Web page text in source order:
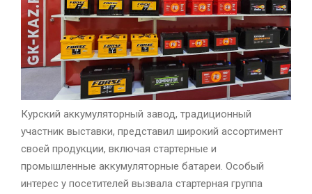
Курский аккумуляторный завод, традиционный
участник выставки, представил широкий ассортимент
своей продукции, включая стартерные и
промышленные аккумуляторные батареи. Особый
интерес у посетителей вызвала стартерная группа